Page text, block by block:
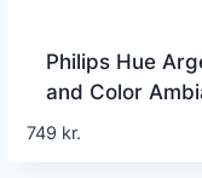
Philips Hue
and Color
Enkelt Spot
749 kr.